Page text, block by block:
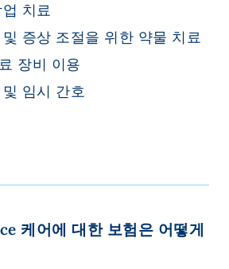
치료
증상 조절을 위한 약물 치료
장비 이용
임시 간호
케어에 대한 보험은 어떻게